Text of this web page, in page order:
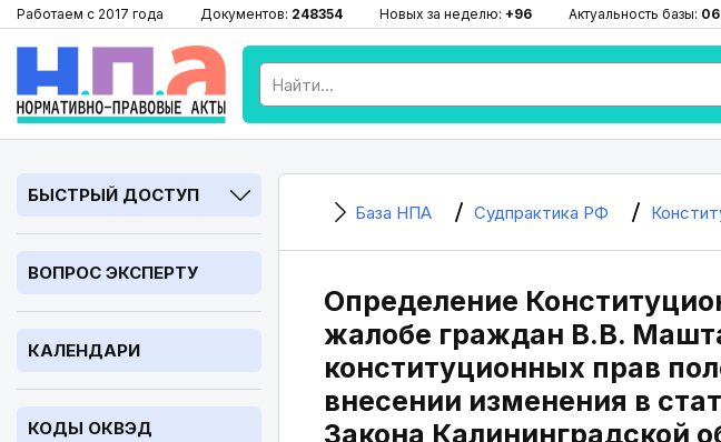
Работаем с 2017 года Документов: 248354 Новых за неделю: +96 Актуальность базы:
БЫСТРЫЙ ДОСТУП
ВОПРОС ЭКСПЕРТУ
КАЛЕНДАРИ
КОДЫ ОКВЭД
База НПА Судпрактика РФ
Определение
жалобе граждан В.В.
конституционных прав
внесении изменения в
Закона Калининградской